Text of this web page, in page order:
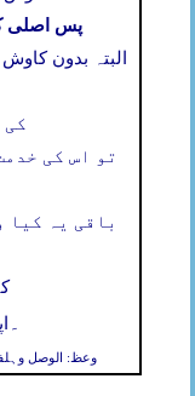
پس اصلی
البتہ بدون
کی
تو اس کی
باقی یہ کیا
۔
وعظ: الوصل